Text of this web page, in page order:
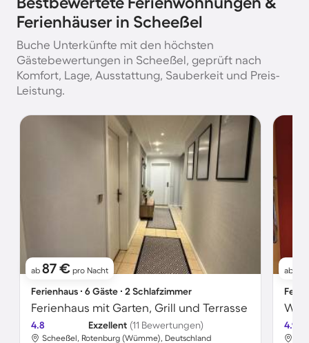
Ferienhäuser in Scheeßel
Buche Unterkünfte mit den höchsten
Gästebewertungen in Scheeßel, geprüft nach
Komfort, Lage, Ausstattung, Sauberkeit und Preis-
Leistung.
ab 87 € pro Nacht
Ferienhaus ∙ 6 Gäste ∙ 2 Schlafzimmer
Ferienhaus mit Garten, Grill und Terrasse
4.8 Exzellent (11 Bewertungen)
Scheeßel, Rotenburg (Wümme), Deutschland
ab
4.9